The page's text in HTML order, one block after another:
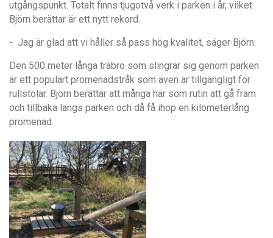
utgångspunkt. Totalt finns tjugotvå verk i parken i år, vilket
Björn berättar är ett nytt rekord.
- Jag är glad att vi håller så pass hög kvalitet, säger Björn.
Den 500 meter långa träbro som slingrar sig genom parken
är ett populärt promenadstråk som även är tillgängligt för
rullstolar. Björn berättar att många har som rutin att gå fram
och tillbaka längs parken och då få ihop en kilometerlång
promenad.